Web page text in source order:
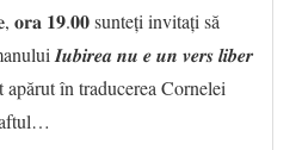
𝐨𝐫𝐚 𝟏𝟗.𝟎𝟎 sunteți invitați să
𝑰𝒖𝒃𝒊𝒓𝒆𝒂 𝒏𝒖 𝒆 𝒖𝒏 𝒗𝒆𝒓𝒔 𝒍𝒊𝒃𝒆𝒓
apărut în traducerea Cornelei